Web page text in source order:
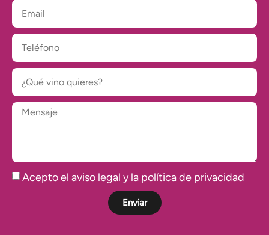
Acepto el aviso legal y la política de privacidad
Enviar